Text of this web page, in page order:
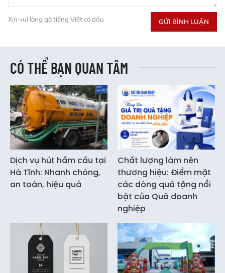
Xin vui lòng gõ tiếng Việt có dấu GỬI BÌNH LUẬN
CÓ THỂ BẠN QUAN TÂM
Dịch vụ hút hầm cầu tại
Hà Tĩnh: Nhanh chóng,
an toàn, hiệu quả
Chất lượng làm nên
thương hiệu: Điểm mặt
các dòng quà tặng nổi
bật của Quà doanh
nghiệp